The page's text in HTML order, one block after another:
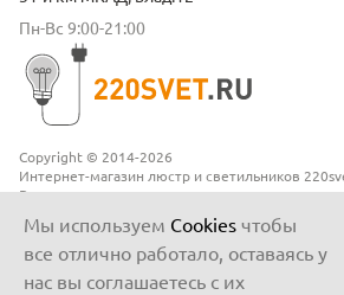
Copyright © 2014-2026
Интернет-магазин люстр и светильников
Все права защищены
Пн-Вс 9:00-21:00
Мы используем Cookies чтобы
все отлично работало, оставаясь у
нас вы соглашаетесь с их